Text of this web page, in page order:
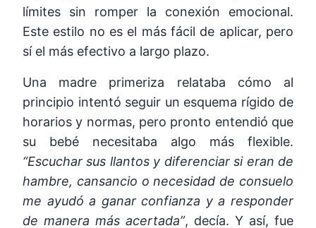
límites sin romper la conexión emocional.
Este estilo no es el más fácil de aplicar, pero
sí el más efectivo a largo plazo.
Una madre primeriza relataba cómo al
principio intentó seguir un esquema rígido de
horarios y normas, pero pronto entendió que
su bebé necesitaba algo más flexible.
“Escuchar sus llantos y diferenciar si eran de
hambre, cansancio o necesidad de consuelo
me ayudó a ganar confianza y a responder
de manera más acertada”, decía. Y así, fue